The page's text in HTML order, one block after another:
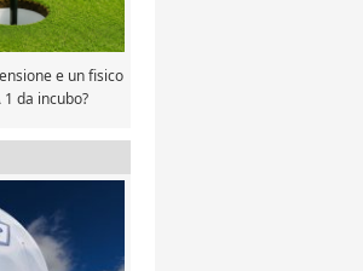
e un fisico
da incubo?